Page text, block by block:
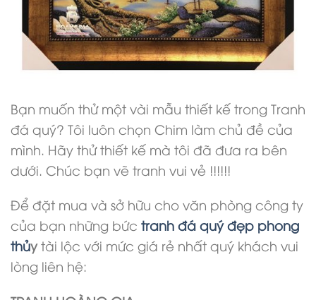
Bạn muốn thử một vài mẫu thiết kế trong Tranh
đá quý? Tôi luôn chọn Chim làm chủ đề của
mình. Hãy thử thiết kế mà tôi đã đưa ra bên
dưới. Chúc bạn vẽ tranh vui vẻ !!!!!!
Để đặt mua và sở hữu cho văn phòng công ty
của bạn những bức tranh đá quý đẹp phong
thủytài lộc với mức giá rẻ nhất quý khách vui
lòng liên hệ: